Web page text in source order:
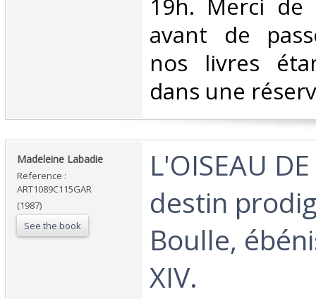
19h. Merci de
avant de
nos livres
dans une
‎Madeleine Labadie‎
Reference :
ART1089C115GAR
(1987)
See the book
‎L'OISEAU
destin
Boulle,
XIV.‎